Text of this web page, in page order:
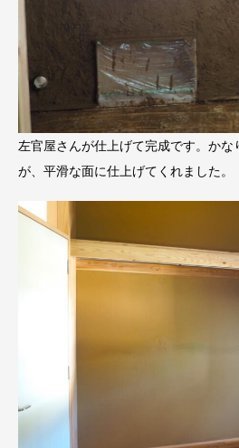
左官屋さんが仕上げて完成です。かな
が、平滑な面に仕上げてくれました。